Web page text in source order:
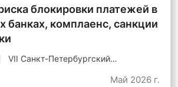
блокировки платежей в
банках, комплаенс, санкции
VII Санкт-Петербургский
Май 2026 г.